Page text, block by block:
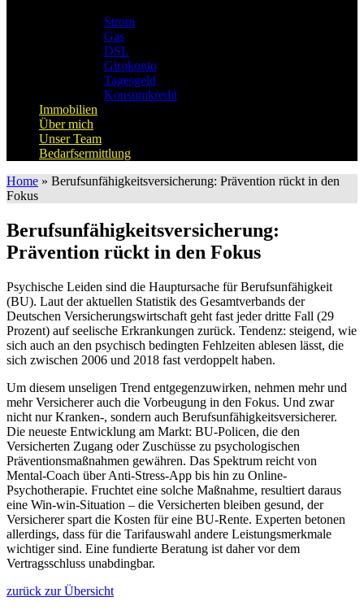
Strom
Gas
DSL
Girokonto
Tagesgeld
Konsumkredit
Immobilien
Über mich
Unser Team
Bedarfsermittlung
Home » Berufsunfähigkeitsversicherung: Prävention rückt in den
Fokus
Berufsunfähigkeitsversicherung:
Prävention rückt in den Fokus
Psychische Leiden sind die Hauptursache für Berufsunfähigkeit
(BU). Laut der aktuellen Statistik des Gesamtverbands der
Deutschen Versicherungswirtschaft geht fast jeder dritte Fall (29
Prozent) auf seelische Erkrankungen zurück. Tendenz: steigend, wie
sich auch an den psychisch bedingten Fehlzeiten ablesen lässt, die
sich zwischen 2006 und 2018 fast verdoppelt haben.
Um diesem unseligen Trend entgegenzuwirken, nehmen mehr und
mehr Versicherer auch die Vorbeugung in den Fokus. Und zwar
nicht nur Kranken-, sondern auch Berufsunfähigkeitsversicherer.
Die neueste Entwicklung am Markt: BU-Policen, die den
Versicherten Zugang oder Zuschüsse zu psychologischen
Präventionsmaßnahmen gewähren. Das Spektrum reicht von
Mental-Coach über Anti-Stress-App bis hin zu Online-
Psychotherapie. Fruchtet eine solche Maßnahme, resultiert daraus
eine Win-win-Situation – die Versicherten bleiben gesund, der
Versicherer spart die Kosten für eine BU-Rente. Experten betonen
allerdings, dass für die Tarifauswahl andere Leistungsmerkmale
wichtiger sind. Eine fundierte Beratung ist daher vor dem
Vertragsschluss unabdingbar.
zurück zur Übersicht